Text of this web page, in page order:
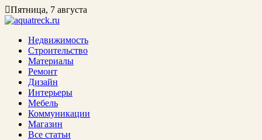
Пятница, 7 августа
Недвижимость
Строительство
Материалы
Ремонт
Дизайн
Интерьеры
Мебель
Коммуникации
Магазин
Все статьи